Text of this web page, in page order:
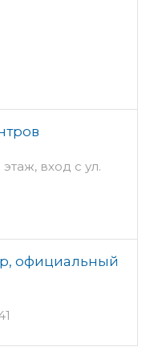
вход с ул.
официальный